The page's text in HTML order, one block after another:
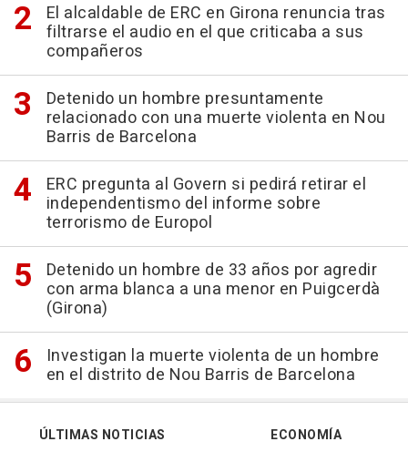
El alcaldable de ERC en Girona renuncia tras
filtrarse el audio en el que criticaba a sus
compañeros
Detenido un hombre presuntamente
relacionado con una muerte violenta en Nou
Barris de Barcelona
ERC pregunta al Govern si pedirá retirar el
independentismo del informe sobre
terrorismo de Europol
Detenido un hombre de 33 años por agredir
con arma blanca a una menor en Puigcerdà
(Girona)
Investigan la muerte violenta de un hombre
en el distrito de Nou Barris de Barcelona
ÚLTIMAS NOTICIAS
ECONOMÍA